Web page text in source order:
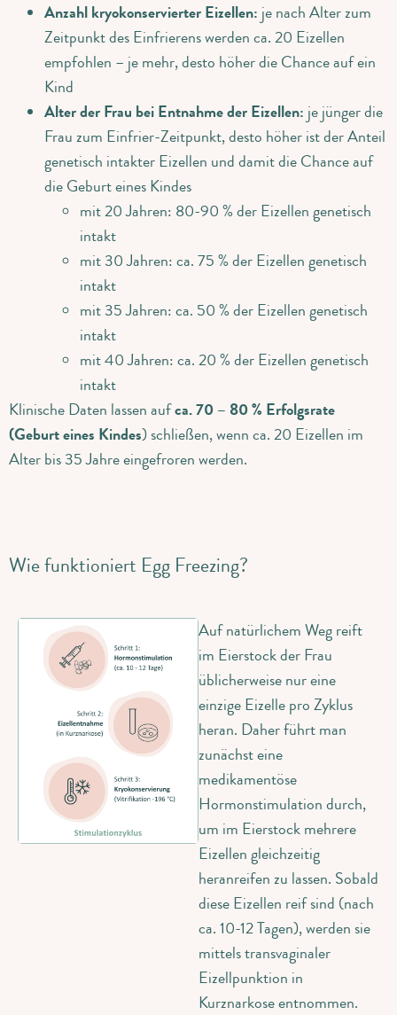
Anzahl kryokonservierter Eizellen: je nach Alter zum
Zeitpunkt des Einfrierens werden ca. 20 Eizellen
empfohlen – je mehr, desto höher die Chance auf ein
Kind
Alter der Frau bei Entnahme der Eizellen: je jünger die
Frau zum Einfrier-Zeitpunkt, desto höher ist der Anteil
genetisch intakter Eizellen und damit die Chance auf
die Geburt eines Kindes
mit 20 Jahren: 80-90 % der Eizellen genetisch
intakt
mit 30 Jahren: ca. 75 % der Eizellen genetisch
intakt
mit 35 Jahren: ca. 50 % der Eizellen genetisch
intakt
mit 40 Jahren: ca. 20 % der Eizellen genetisch
intakt
Klinische Daten lassen aufca. 70 – 80 % Erfolgsrate
(Geburt eines Kindes) schließen, wenn ca. 20 Eizellen im
Alter bis 35 Jahre eingefroren werden.
Wie funktioniert Egg Freezing?
Auf natürlichem Weg reift
im Eierstock der Frau
üblicherweise nur eine
einzige Eizelle pro Zyklus
heran. Daher führt man
zunächst eine
medikamentöse
Hormonstimulation durch,
um im Eierstock mehrere
Eizellen gleichzeitig
heranreifen zu lassen. Sobald
diese Eizellen reif sind (nach
ca. 10-12 Tagen), werden sie
mittels transvaginaler
Eizellpunktion in
Kurznarkose entnommen.